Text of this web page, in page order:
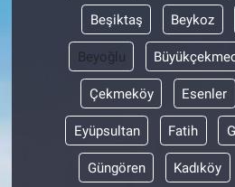
Beşiktaş Beykoz
Beyoğlu
Çekmeköy Esenler
Eyüpsultan Fatih
Güngören Kadıköy